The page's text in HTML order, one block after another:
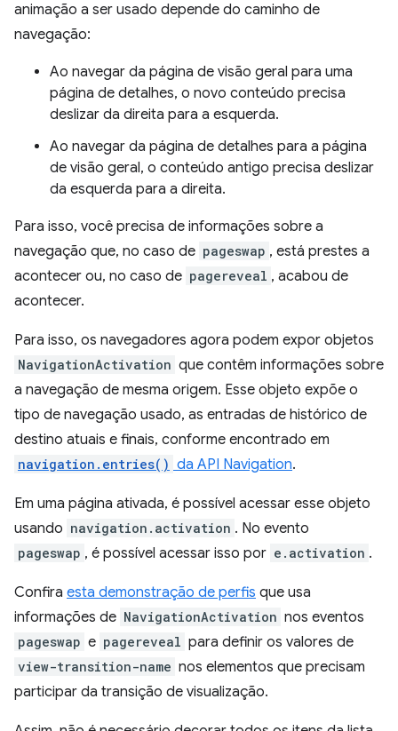
animação a ser usado depende do caminho de
navegação:
Ao navegar da página de visão geral para uma
página de detalhes, o novo conteúdo precisa
deslizar da direita para a esquerda.
Ao navegar da página de detalhes para a página
de visão geral, o conteúdo antigo precisa deslizar
da esquerda para a direita.
Para isso, você precisa de informações sobre a
navegação que, no caso de pageswap , está prestes a
acontecer ou, no caso de pagereveal , acabou de
acontecer.
Para isso, os navegadores agora podem expor objetos
NavigationActivation que contêm informações sobre
a navegação de mesma origem. Esse objeto expõe o
tipo de navegação usado, as entradas de histórico de
destino atuais e finais, conforme encontrado em
navigation.entries() da API Navigation.
Em uma página ativada, é possível acessar esse objeto
usando navigation.activation . No evento
pageswap , é possível acessar isso por e.activation .
Confira esta demonstração de perfis que usa
informações de NavigationActivation nos eventos
pageswap e pagereveal para definir os valores de
view-transition-name nos elementos que precisam
participar da transição de visualização.